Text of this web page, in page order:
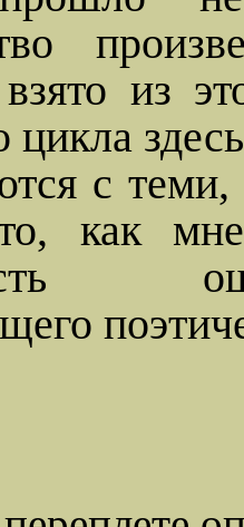
из
цикла
с
как мне